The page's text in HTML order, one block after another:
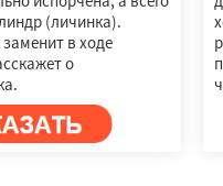
(личинка).
в ходе
о